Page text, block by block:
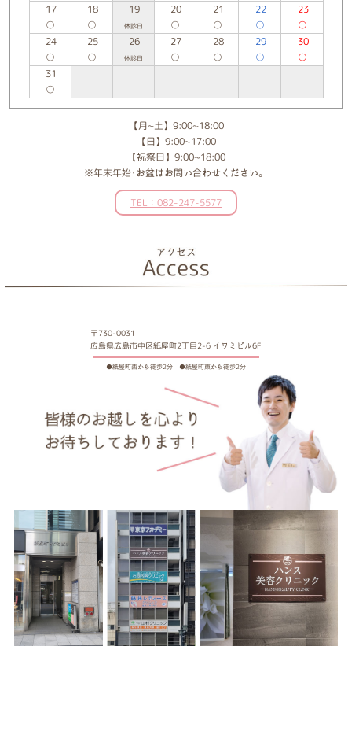
17
○
18
○
19
休診日
20
○
21
○
22
○
23
○
24
○
25
○
26
休診日
27
○
28
○
29
○
30
○
31
○
【月~土】9:00~18:00
【日】9:00~17:00
【祝祭日】9:00~18:00
※年末年始･お盆はお問い合わせください。
TEL：082-247-5577
〒730-0031
広島県広島市中区紙屋町2丁目2-6 イワミビル6F
●紙屋町西から徒歩2分 ●紙屋町東から徒歩2分